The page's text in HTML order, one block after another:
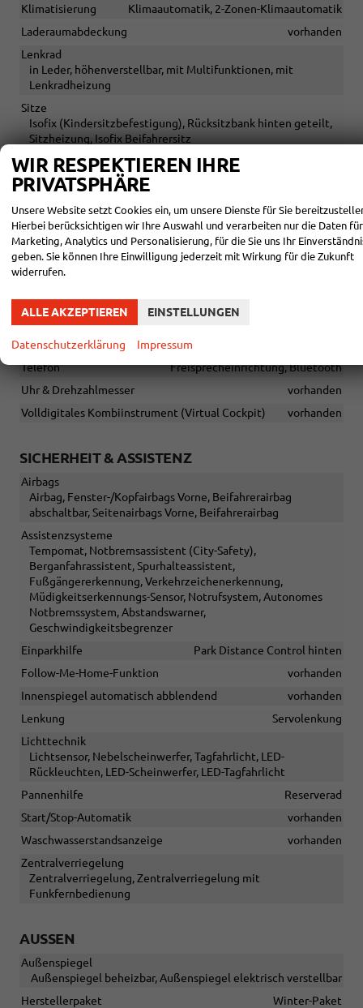
Klimatisierung
Klimaautomatik, 2-Zonen-Klimaautomatik
Laderaumabdeckung
vorhanden
Lenkrad
in Leder, höhenverstellbar, mit Multifunktionen, mit
Lenkradheizung
Sitze
Isofix (Kindersitzbefestigung), Rücksitzbank hinten geteilt,
Sitzheizung, Isofix Beifahrersitz
Sitze: Verstellbarkeit
Höhenverstellbarer Fahrersitz
INFOTAINMENT & KOMMUNIKATION
Audioanlage
Radio/MP3-Player, Radio, Schnittstelle MP3, Schnittstelle
USB, Digitalradio DAB, Farbdisplay, Android Auto, Apple
CarPlay, Musikstreaming integriert, Touchscreen
Außentemperaturanzeige
Navigationssystem
Telefon
Freisprecheinrichtung, Bluetooth
Uhr & Drehzahlmesser
vorhanden
Volldigitales Kombiinstrument (Virtual Cockpit)
vorhanden
SICHERHEIT & ASSISTENZ
Airbags
Airbag, Fenster-/Kopfairbags Vorne, Beifahrerairbag
abschaltbar, Seitenairbags Vorne, Beifahrerairbag
Assistenzsysteme
Tempomat, Notbremsassistent (City-Safety),
Berganfahrassistent, Spurhalteassistent,
Fußgängererkennung, Verkehrzeichenerkennung,
Müdigkeitserkennungs-Sensor, Notrufsystem, Autonomes
Notbremssystem, Abstandswarner,
Geschwindigkeitsbegrenzer
Einparkhilfe
Park Distance Control hinten
Follow-Me-Home-Funktion
vorhanden
Innenspiegel automatisch abblendend
vorhanden
Lenkung
Servolenkung
Lichttechnik
Lichtsensor, Nebelscheinwerfer, Tagfahrlicht, LED-
Rückleuchten, LED-Scheinwerfer, LED-Tagfahrlicht
Pannenhilfe
Reserverad
Start/Stop-Automatik
vorhanden
Waschwasserstandsanzeige
vorhanden
Zentralverriegelung
Zentralverriegelung, Zentralverriegelung mit
Funkfernbedienung
AUSSEN
Außenspiegel
Außenspiegel beheizbar, Außenspiegel elektrisch verstellbar
Herstellerpaket
Winter-Paket
WIR RESPEKTIEREN IHRE
PRIVATSPHÄRE
Unsere Website setzt Cookies ein, um unsere Dienste für Sie
Hierbei berücksichtigen wir Ihre Auswahl und verarbeiten nur die Daten für
Marketing, Analytics und Personalisierung, für die Sie uns Ihr
geben. Sie können Ihre Einwilligung jederzeit mit Wirkung für die Zukunft
widerrufen.
ALLE AKZEPTIEREN EINSTELLUNGEN
Datenschutzerklärung Impressum